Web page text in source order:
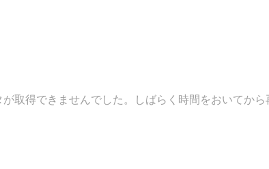
が取得できませんでした。しばらく時間をおいてから